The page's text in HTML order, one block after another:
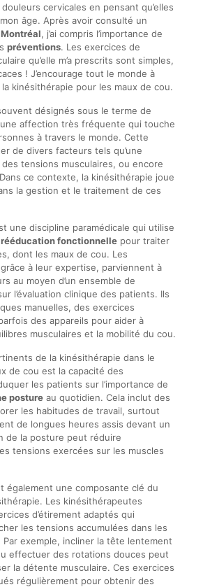
douleurs cervicales en pensant qu’elles
âge. Après avoir consulté un
Montréal, j’ai compris l’importance de
préventions. Les exercices de
qu’elle m’a prescrits sont simples,
! J’encourage tout le monde à
kinésithérapie pour les maux de cou.
désignés sous le terme de
affection très fréquente qui touche
à travers le monde. Cette
de divers facteurs tels qu’une
des tensions musculaires, ou encore
ce contexte, la kinésithérapie joue
la gestion et le traitement de ces
une discipline paramédicale qui utilise
rééducation fonctionnellepour traiter
dont les maux de cou. Les
à leur expertise, parviennent à
au moyen d’un ensemble de
l’évaluation clinique des patients. Ils
manuelles, des exercices
des appareils pour aider à
musculaires et la mobilité du cou.
de la kinésithérapie dans le
de cou est la capacité des
les patients sur l’importance de
postureau quotidien. Cela inclut des
les habitudes de travail, surtout
de longues heures assis devant un
de la posture peut réduire
tensions exercées sur les muscles
également une composante clé du
Les kinésithérapeutes
d’étirement adaptés qui
les tensions accumulées dans les
Par exemple, incliner la tête lentement
effectuer des rotations douces peut
la détente musculaire. Ces exercices
régulièrement pour obtenir des